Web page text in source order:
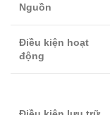
Nguồn
Điều kiện hoạt
động